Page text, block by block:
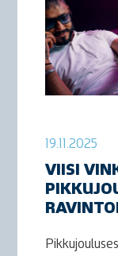
19.11.2025
VIISI